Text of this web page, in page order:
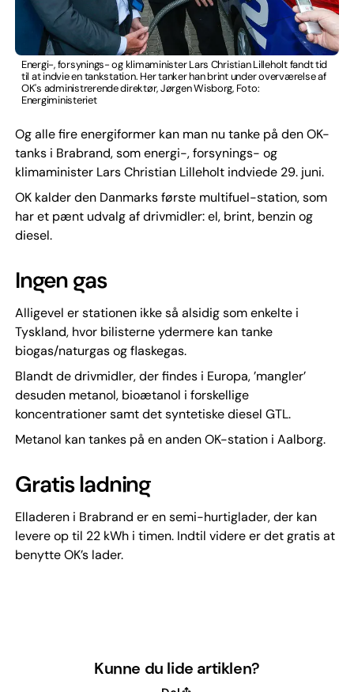
Energi-, forsynings- og klimaminister Lars Christian Lilleholt fandt tid
til at indvie en tankstation. Her tanker han brint under overværelse af
OK's administrerende direktør, Jørgen Wisborg, Foto:
Energiministeriet
Og alle fire energiformer kan man nu tanke på den OK-
tanks i Brabrand, som energi-, forsynings- og
klimaminister Lars Christian Lilleholt indviede 29. juni.
OK kalder den Danmarks første multifuel-station, som
har et pænt udvalg af drivmidler: el, brint, benzin og
diesel.
Ingen gas
Alligevel er stationen ikke så alsidig som enkelte i
Tyskland, hvor bilisterne ydermere kan tanke
biogas/naturgas og flaskegas.
Blandt de drivmidler, der findes i Europa, ’mangler’
desuden metanol, bioætanol i forskellige
koncentrationer samt det syntetiske diesel GTL.
Metanol kan tankes på en anden OK-station i Aalborg.
Gratis ladning
Elladeren i Brabrand er en semi-hurtiglader, der kan
levere op til 22 kWh i timen. Indtil videre er det gratis at
benytte OK’s lader.
Kunne du lide artiklen?